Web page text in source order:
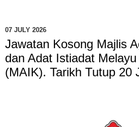
07 JULY 2026
Jawatan Kosong Majlis
dan Adat Istiadat
(MAIK). Tarikh Tutup 20